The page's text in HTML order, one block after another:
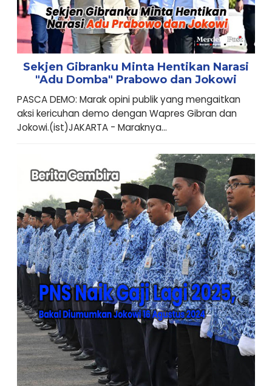
Sekjen Gibranku Minta Hentikan Narasi
"Adu Domba" Prabowo dan Jokowi
PASCA DEMO: Marak opini publik yang mengaitkan
aksi kericuhan demo dengan Wapres Gibran dan
Jokowi.(ist)JAKARTA - Maraknya...